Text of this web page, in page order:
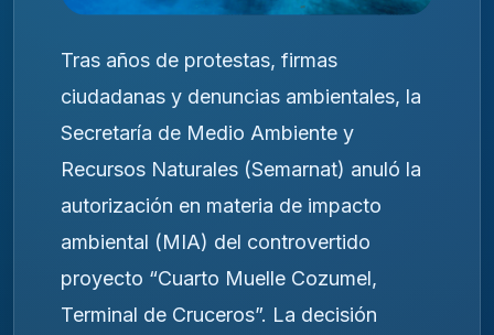
Tras años de protestas, firmas
ciudadanas y denuncias ambientales, la
Secretaría de Medio Ambiente y
Recursos Naturales (Semarnat) anuló la
autorización en materia de impacto
ambiental (MIA) del controvertido
proyecto “Cuarto Muelle Cozumel,
Terminal de Cruceros”. La decisión